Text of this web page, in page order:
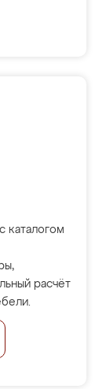
каталогом
расчёт